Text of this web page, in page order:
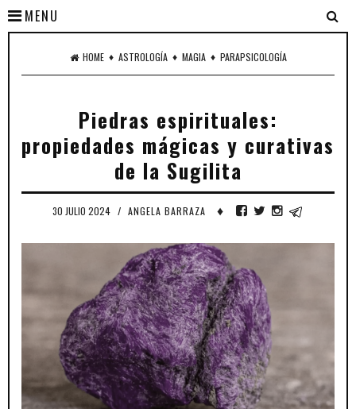
MENU
HOME ♦ ASTROLOGÍA ♦ MAGIA ♦ PARAPSICOLOGÍA
Piedras espirituales:
propiedades mágicas y curativas
de la Sugilita
30 JULIO 2024 / ANGELA BARRAZA ♦